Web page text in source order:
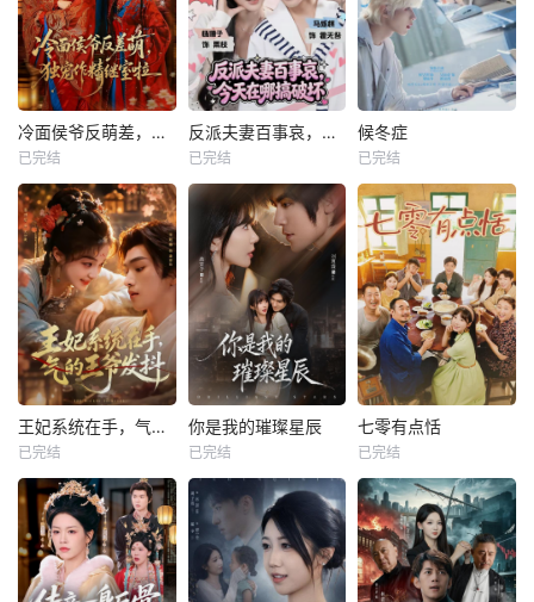
冷面侯爷反萌差，独宠作精继室啦
已完结
反派夫妻百事哀，今天在哪搞破坏
已完结
候冬症
已完结
王妃系统在手，气的王爷发抖
已完结
你是我的璀璨星辰
已完结
七零有点恬
已完结